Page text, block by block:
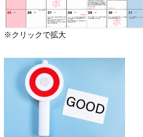
※クリックで拡大